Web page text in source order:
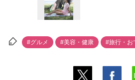
#グルメ #美容・健康 #旅行・お